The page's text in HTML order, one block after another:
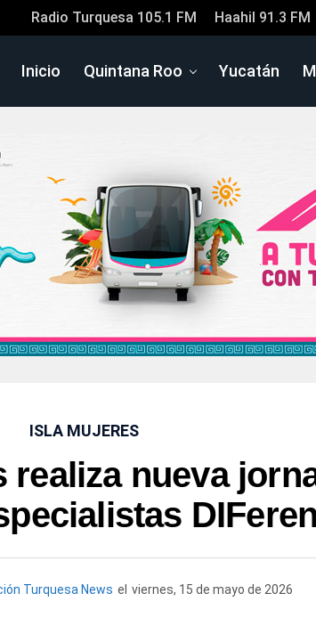
Radio Turquesa 105.1 FM Haahil 91.3 FM
Inicio Quintana Roo Yucatán
ISLA MUJERES
realiza nueva
Turquesa News el viernes, 15 de mayo de 2026